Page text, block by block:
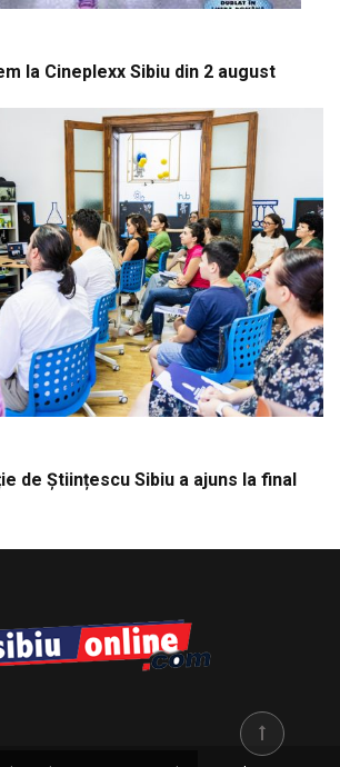
la Cineplexx Sibiu din 2 august
de Științescu Sibiu a ajuns la final